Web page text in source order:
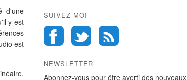
d'une
y est
est
SUIVEZ-MOI
NEWSLETTER
Abonnez-vous pour être averti des nouveaux